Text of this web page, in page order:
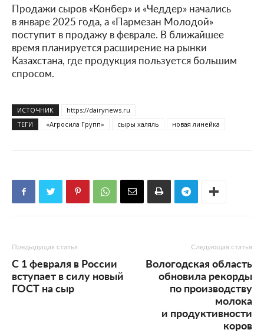
Продажи сыров «Конбер» и «Чеддер» начались
в январе 2025 года, а «Пармезан Молодой»
поступит в продажу в феврале. В ближайшее
время планируется расширение на рынки
Казахстана, где продукция пользуется большим
спросом.
ИСТОЧНИК
https://dairynews.ru
ТЕГИ
«Агросила Групп» сыры халяль новая линейка
Предыдущая статья
С 1 февраля в России
вступает в силу новый
ГОСТ на сыр
Следующая статья
Вологодская область
обновила рекорды
по производству
молока
и продуктивности
коров